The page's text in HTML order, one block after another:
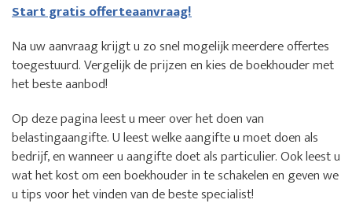
Start gratis offerteaanvraag!
Na uw aanvraag krijgt u zo snel mogelijk meerdere offertes
toegestuurd. Vergelijk de prijzen en kies de boekhouder met
het beste aanbod!
Op deze pagina leest u meer over het doen van
belastingaangifte. U leest welke aangifte u moet doen als
bedrijf, en wanneer u aangifte doet als particulier. Ook leest u
wat het kost om een boekhouder in te schakelen en geven we
u tips voor het vinden van de beste specialist!